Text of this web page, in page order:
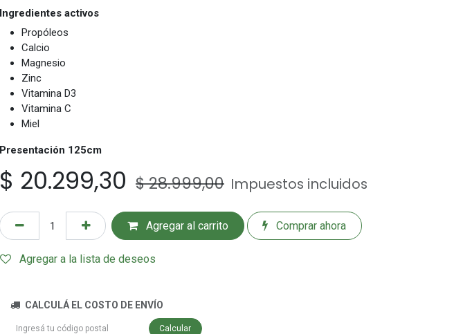
Ingredientes activos
Propóleos
Calcio
Magnesio
Zinc
Vitamina D3
Vitamina C
Miel
Presentación 125cm
$ 20.299,30 $28.999,00 Impuestos incluidos
Agregar al carrito Comprar ahora
Agregar a la lista de deseos
CALCULÁ EL COSTO DE ENVÍO
Calcular